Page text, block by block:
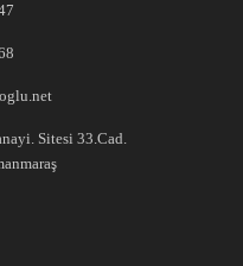
Sitesi 33.Cad.